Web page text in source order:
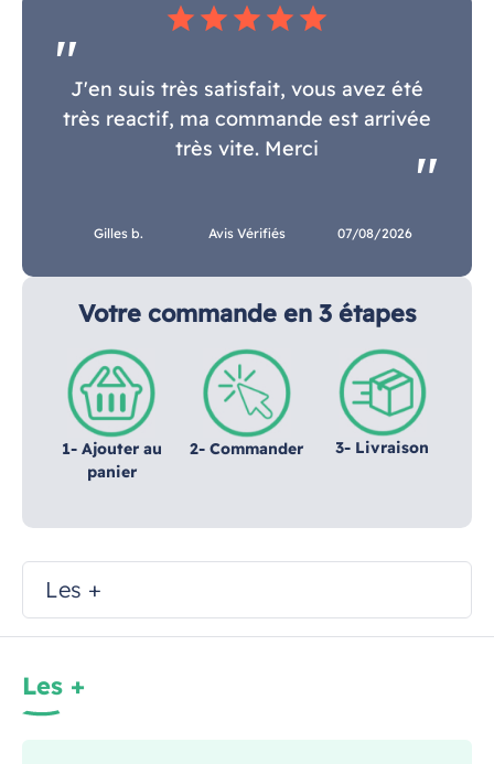
Votre commande en 3 étapes
1- Ajouter au
panier
2- Commander 3- Livraison
star star star star star
J'en suis très satisfait, vous avez été
très reactif, ma commande est arrivée
très vite. Merci
Gilles b. Avis Vérifiés 07/08/2026
Les +
Les +